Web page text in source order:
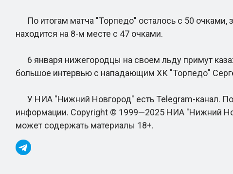
По итогам матча "Торпедо" осталось с 50 очками,
находится на 8-м месте с 47 очками.
6 января нижегородцы на своем льду примут
большое интервью с нападающим ХК "Торпедо"
У НИА "Нижний Новгород" есть Telegram-канал.
информации. Copyright © 1999—2025 НИА "Нижний
может содержать материалы 18+.